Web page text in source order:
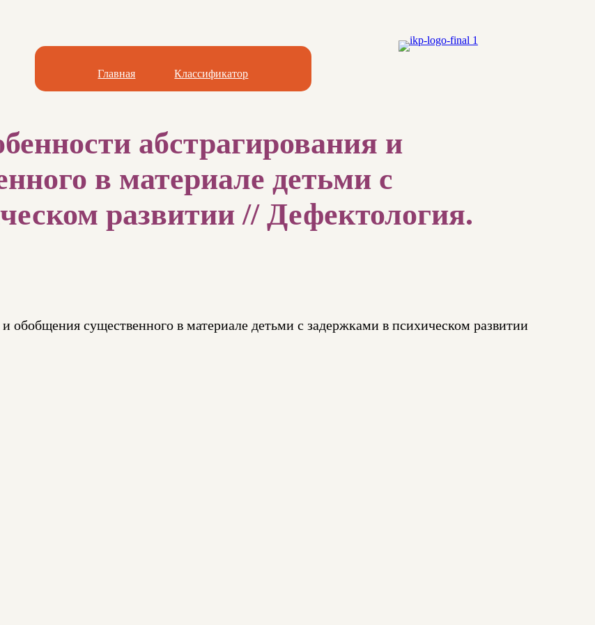
Главная Классификатор
абстрагирования и
в материале детьми с
развитии // Дефектология.
обобщения существенного в материале детьми с задержками в психическом развитии